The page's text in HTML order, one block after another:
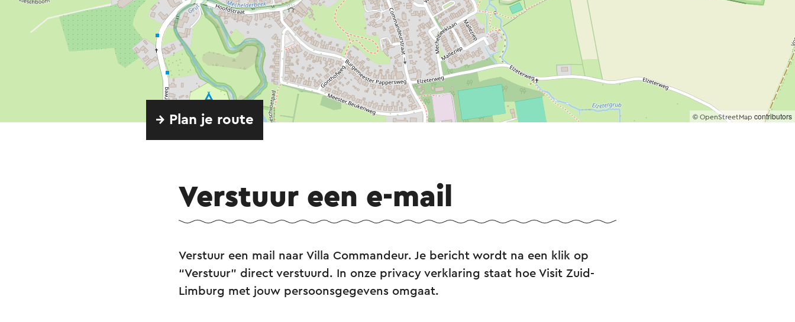
© OpenStreetMap contributors
→ Plan je route
Verstuur een e-mail
Verstuur een mail naar Villa Commandeur. Je bericht wordt na een klik op
“Verstuur” direct verstuurd. In onze privacy verklaring staat hoe Visit Zuid-
Limburg met jouw persoonsgegevens omgaat.